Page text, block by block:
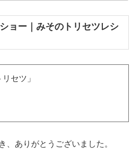
ョー｜みそのトリセツレシ
セツ」
、ありがとうございました。